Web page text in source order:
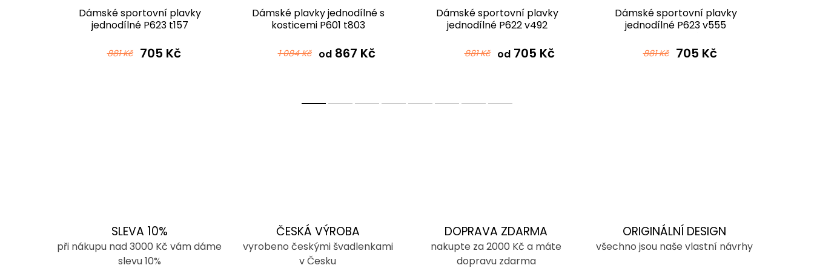
Dámské sportovní plavky
jednodílné P623 t157
881 Kč 705 Kč
Dámské plavky jednodílné s
kosticemi P601 t803
1 084 Kč od867 Kč
Dámské sportovní plavky
jednodílné P622 v492
881 Kč od705 Kč
Dámské sportovní plavky
jednodílné P623 v555
881 Kč 705 Kč
SLEVA 10%
při nákupu nad 3000 Kč vám dáme
slevu 10%
ČESKÁ VÝROBA
vyrobeno českými švadlenkami
v Česku
DOPRAVA ZDARMA
nakupte za 2000 Kč a máte
dopravu zdarma
ORIGINÁLNÍ DESIGN
všechno jsou naše vlastní návrhy